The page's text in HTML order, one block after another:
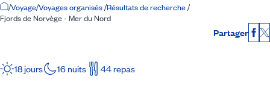
Accueil
/Voyage/Voyages organisés/Résultats de recherche/
Fjords de Norvège - Mer du Nord
Partager X
18 jours 16 nuits 44 repas